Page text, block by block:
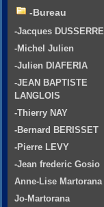
-Bureau
-Jacques DUSSERRE
-Michel Julien
-Julien DIAFERIA
-JEAN BAPTISTE
LANGLOIS
-Thierry NAY
-Bernard BERISSET
-Pierre LEVY
-Jean frederic Gosio
Anne-Lise Martorana
Jo-Martorana